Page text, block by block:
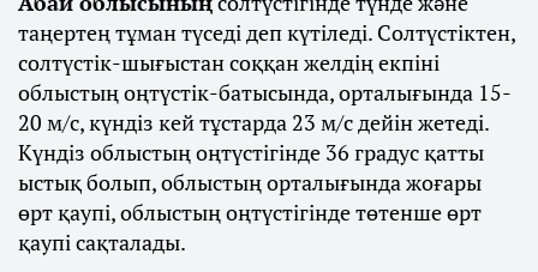
таңертең тұман түседі деп күтіледі. Солтүстіктен,
солтүстік-шығыстан соққан желдің екпіні
облыстың оңтүстік-батысында, орталығында 15-
20 м/с, күндіз кей тұстарда 23 м/с дейін жетеді.
Күндіз облыстың оңтүстігінде 36 градус қатты
ыстық болып, облыстың орталығында жоғары
өрт қаупі, облыстың оңтүстігінде төтенше өрт
қаупі сақталады.